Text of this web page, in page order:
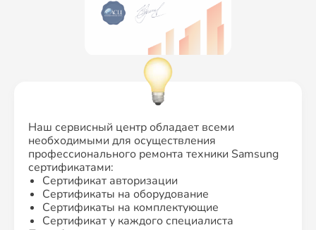
Наш сервисный центр обладает всеми
необходимыми для осуществления
профессионального ремонта техники Samsung
сертификатами:
Сертификат авторизации
Сертификаты на оборудование
Сертификаты на комплектующие
Сертификат у каждого специалиста